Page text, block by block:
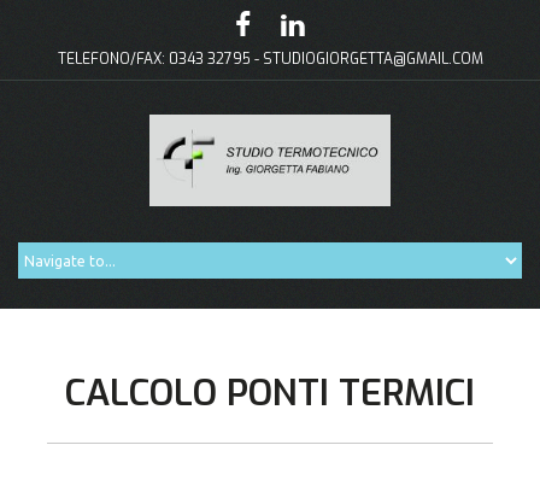
TELEFONO/FAX: 0343 32795 - STUDIOGIORGETTA@GMAIL.COM
CALCOLO PONTI TERMICI